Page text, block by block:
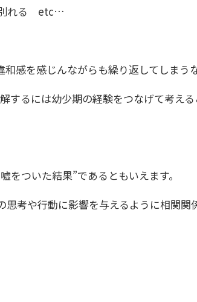
別れる etc…
感を感じんながらも繰り返してしまう
するには幼少期の経験をつなげて考え
ついた結果”であるともいえます。
考や行動に影響を与えるように相関関